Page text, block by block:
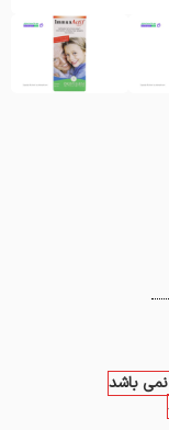
نمی باشد